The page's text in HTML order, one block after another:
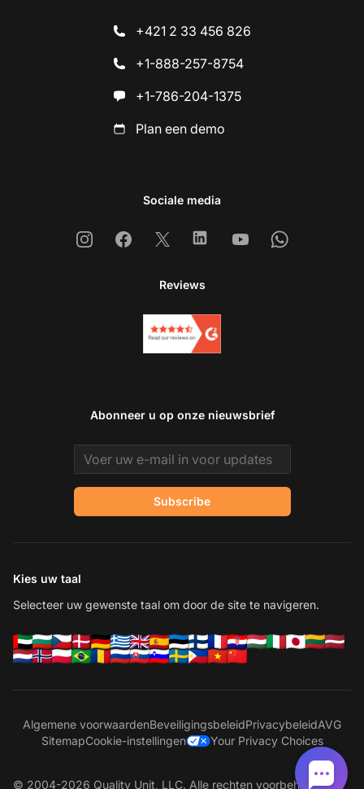
+421 2 33 456 826
+1-888-257-8754
+1-786-204-1375
Plan een demo
Sociale media
InstagramFacebook
X LinkedinYoutubeWhatsapp
Reviews
Abonneer u op onze nieuwsbrief
Email address
Subscribe
Kies uw taal
Selecteer uw gewenste taal om door de site te navigeren.
Algemene voorwaardenBeveiligingsbeleidPrivacybeleidAVG
SitemapCookie-instellingen Your Privacy Choices
© 2004-2026 Quality Unit, LLC. Alle rechten voorbehouden.